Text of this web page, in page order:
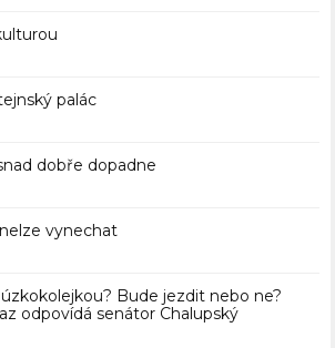
palác
dobře dopadne
vynechat
Bude jezdit nebo ne?
odpovídá senátor Chalupský